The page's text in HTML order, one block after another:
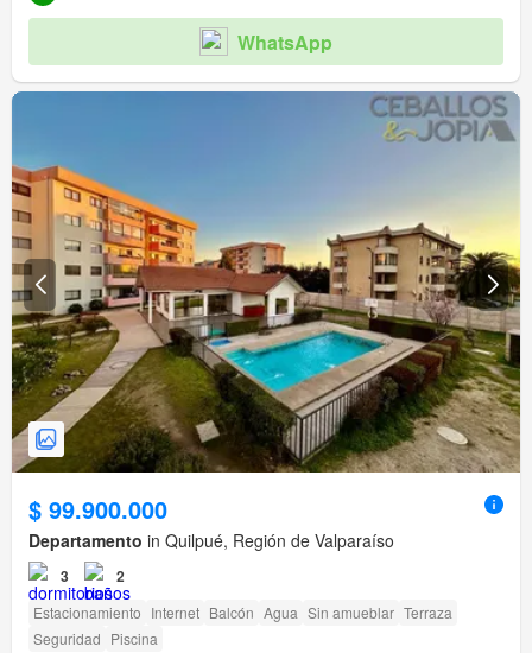
WhatsApp
$ 99.900.000
Departamento in Quilpué, Región de Valparaíso
3 2
Estacionamiento Internet Balcón Agua Sin amueblar Terraza
Seguridad Piscina